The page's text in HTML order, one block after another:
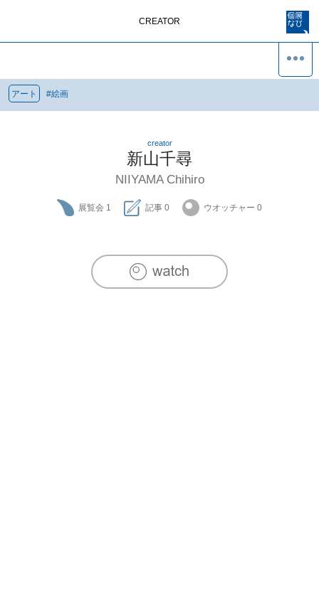
CREATOR
アート #絵画
creator
新山千尋
NIIYAMA Chihiro
展覧会 1 記事 0 ウオッチャー 0